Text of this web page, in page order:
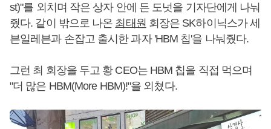
st)"를 외치며 작은 상자 안에 든 도넛을 기자단에게 나눠
줬다. 같이 밖으로 나온 최태원 회장은 SK하이닉스가 세
븐일레븐과 손잡고 출시한 과자 'HBM 칩'을 나눠줬다.
그런 최 회장을 두고 황 CEO는 HBM 칩을 직접 먹으며
"더 많은 HBM(More HBM)!"을 외쳤다.